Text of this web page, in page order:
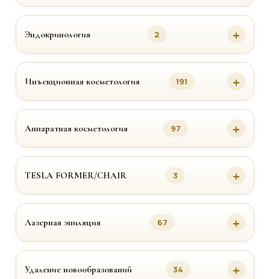
Эндокринология 2
Инъекционная косметология 191
Аппаратная косметология 97
TESLA FORMER/CHAIR 3
Лазерная эпиляция 67
Удаление новообразований 34